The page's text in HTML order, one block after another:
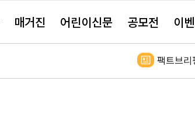
매거진 어린이신문 공모전 이
팩트브리